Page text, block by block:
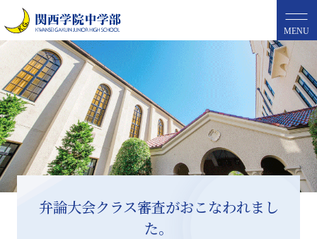
MENU
弁論大会クラス審査がおこなわれまし
た。